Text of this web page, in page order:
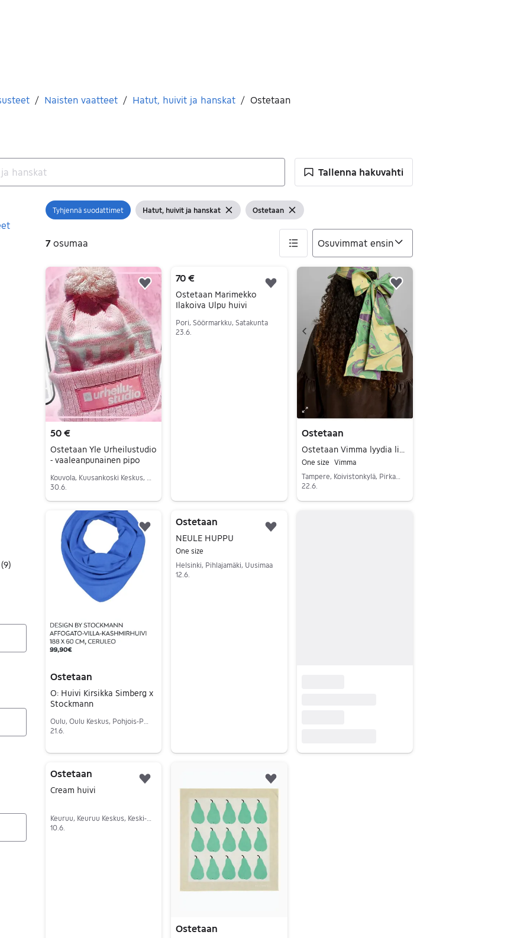
/ Naisten vaatteet / Hatut, huivit ja hanskat / Ostetaan
Tallenna hakuvahti
(9)
Avaa suodatin
Tyhjennä suodattimet Näytä suodattimet
Hatut, huivit ja hanskat Tyhjennä suodatinNäytä suodattimet
Ostetaan Tyhjennä suodatin
7osumaa
7 tulos(ta)
50 €
Ostetaan Yle Urheilustudio
- vaaleanpunainen pipo
30.6.
Lisää suosikiksi.
70 €
Ostetaan Marimekko
Ilakoiva Ulpu huivi
Pori, Söörmarkku, Satakunta
23.6.
Lisää suosikiksi.
Ostetaan
One size
Vimma
Tampere, Koivistonkylä, Pirkanmaa
22.6.
Siirry ilmoitukseen
Ostetaan
O: Huivi Kirsikka Simberg x
Stockmann
21.6.
Lisää suosikiksi.
Siirry ilmoitukseen
Ostetaan
NEULE HUPPU
One size
Helsinki, Pihlajamäki, Uusimaa
12.6.
Ostetaan
Cream huivi
Keuruu, Keuruu Keskus, Keski-Suomi
10.6.
Ostetaan